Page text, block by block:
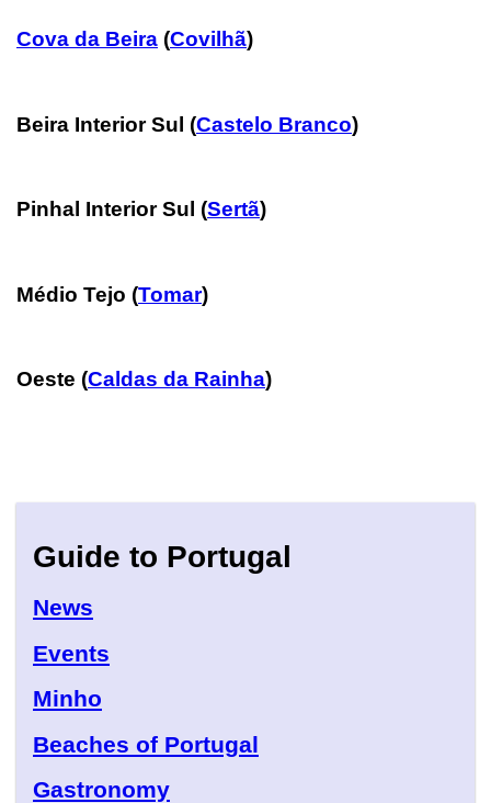
Cova da Beira (Covilhã)
Beira Interior Sul (Castelo Branco)
Pinhal Interior Sul (Sertã)
Médio Tejo (Tomar)
Oeste (Caldas da Rainha)
Guide to Portugal
News
Events
Minho
Beaches of Portugal
Gastronomy